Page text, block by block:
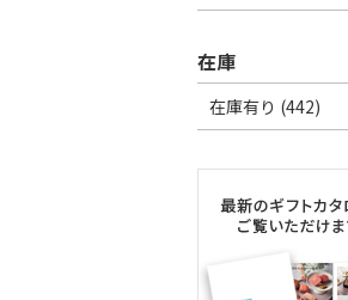
在庫
在庫有り (442)